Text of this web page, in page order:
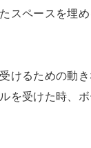
スペースを埋
けるための動
を受けた時、